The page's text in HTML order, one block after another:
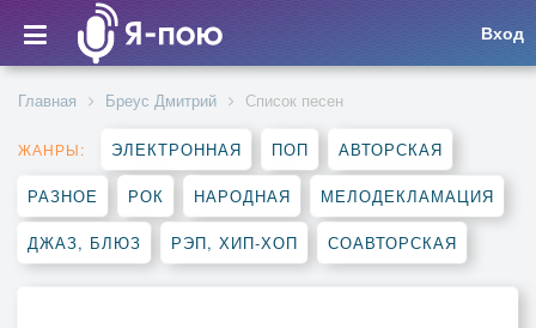
Вход
Главная Бреус Дмитрий Список песен
ЖАНРЫ: ЭЛЕКТРОННАЯ ПОП АВТОРСКАЯ
РАЗНОЕ РОК НАРОДНАЯ МЕЛОДЕКЛАМАЦИЯ
ДЖАЗ, БЛЮЗ РЭП, ХИП-ХОП СОАВТОРСКАЯ